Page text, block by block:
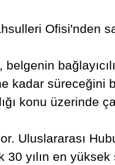
Ofisi'nden
kadar süreceğini
konu üzerinde
Uluslararası
30 yılın en